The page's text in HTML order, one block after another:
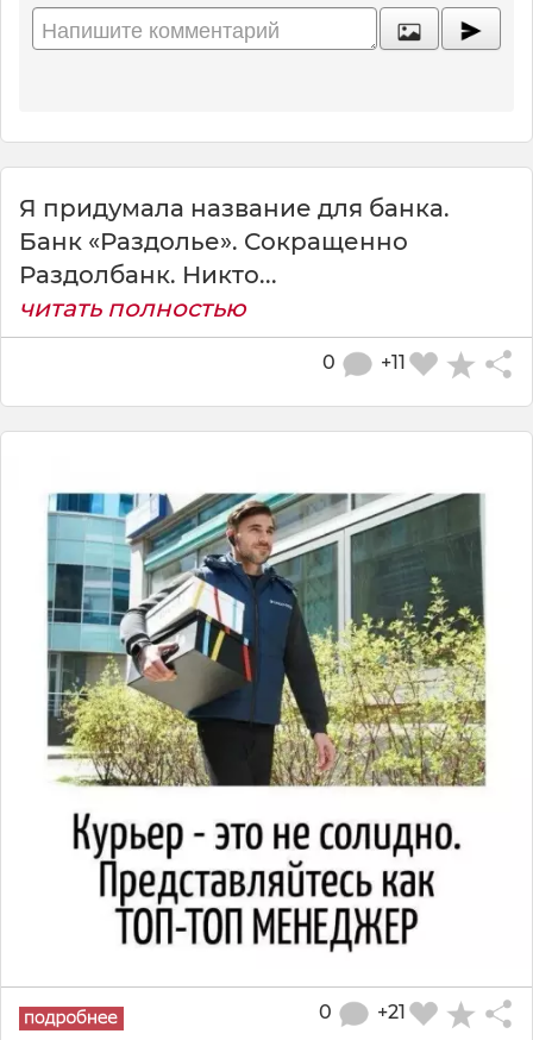
Я придумала название для банка.
Банк «Раздолье». Сокращенно
Раздолбанк. Никто...
читать полностью
+11
0
+21
0